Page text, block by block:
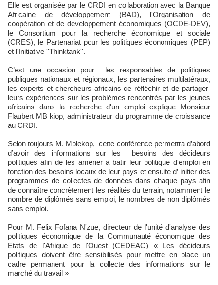
Elle est organisée par le CRDI en collaboration avec la Banque
Africaine de développement (BAD), l'Organisation de
coopération et de développement économiques (OCDE-DEV),
le Consortium pour la recherche économique et sociale
(CRES), le Partenariat pour les politiques économiques (PEP)
et l'Initiative ''Thinktank''.
C’est une occasion pour les responsables de politiques
publiques nationaux et régionaux, les partenaires multilatéraux,
les experts et chercheurs africains de réfléchir et de partager
leurs expériences sur les problèmes rencontrés par les jeunes
africains dans la recherche d'un emploi explique Monsieur
Flaubert MB kiop, administrateur du programme de croissance
au CRDI.
Selon toujours M. Mbiekop, cette conférence permettra d’abord
d’avoir des informations sur les besoins des décideurs
politiques afin de les amener à bâtir leur politique d'emploi en
fonction des besoins locaux de leur pays et ensuite d’ initier des
programmes de collectes de données dans chaque pays afin
de connaître concrètement les réalités du terrain, notamment le
nombre de diplômés sans emploi, le nombres de non diplômés
sans emploi.
Pour M. Felix Fofana N'zue, directeur de l'unité d'analyse des
politiques économique de la Communauté économique des
Etats de l'Afrique de l'Ouest (CEDEAO) « Les décideurs
politiques doivent être sensibilisés pour mettre en place un
cadre permanent pour la collecte des informations sur le
marché du travail »